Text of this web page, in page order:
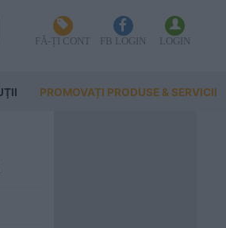
FĂ-ȚI CONT FB LOGIN LOGIN
PROMOVAȚI PRODUSE & SERVICII